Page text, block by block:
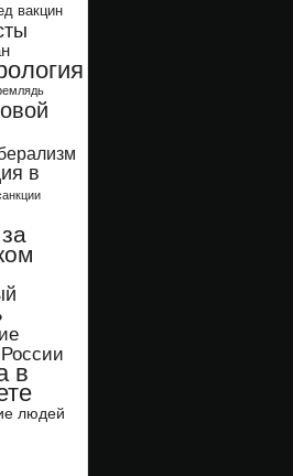
вакцин
в
в
людей